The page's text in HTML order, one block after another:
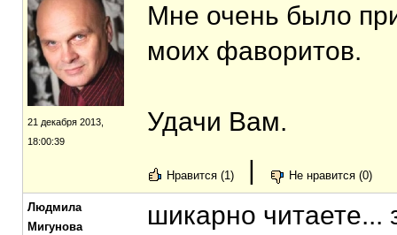
21 декабря 2013,
18:00:39
Мне очень было
моих фаворитов.
Удачи Вам.
Нравится (1) Не нравится (0)
Людмила
Мигунова
шикарно читаете...